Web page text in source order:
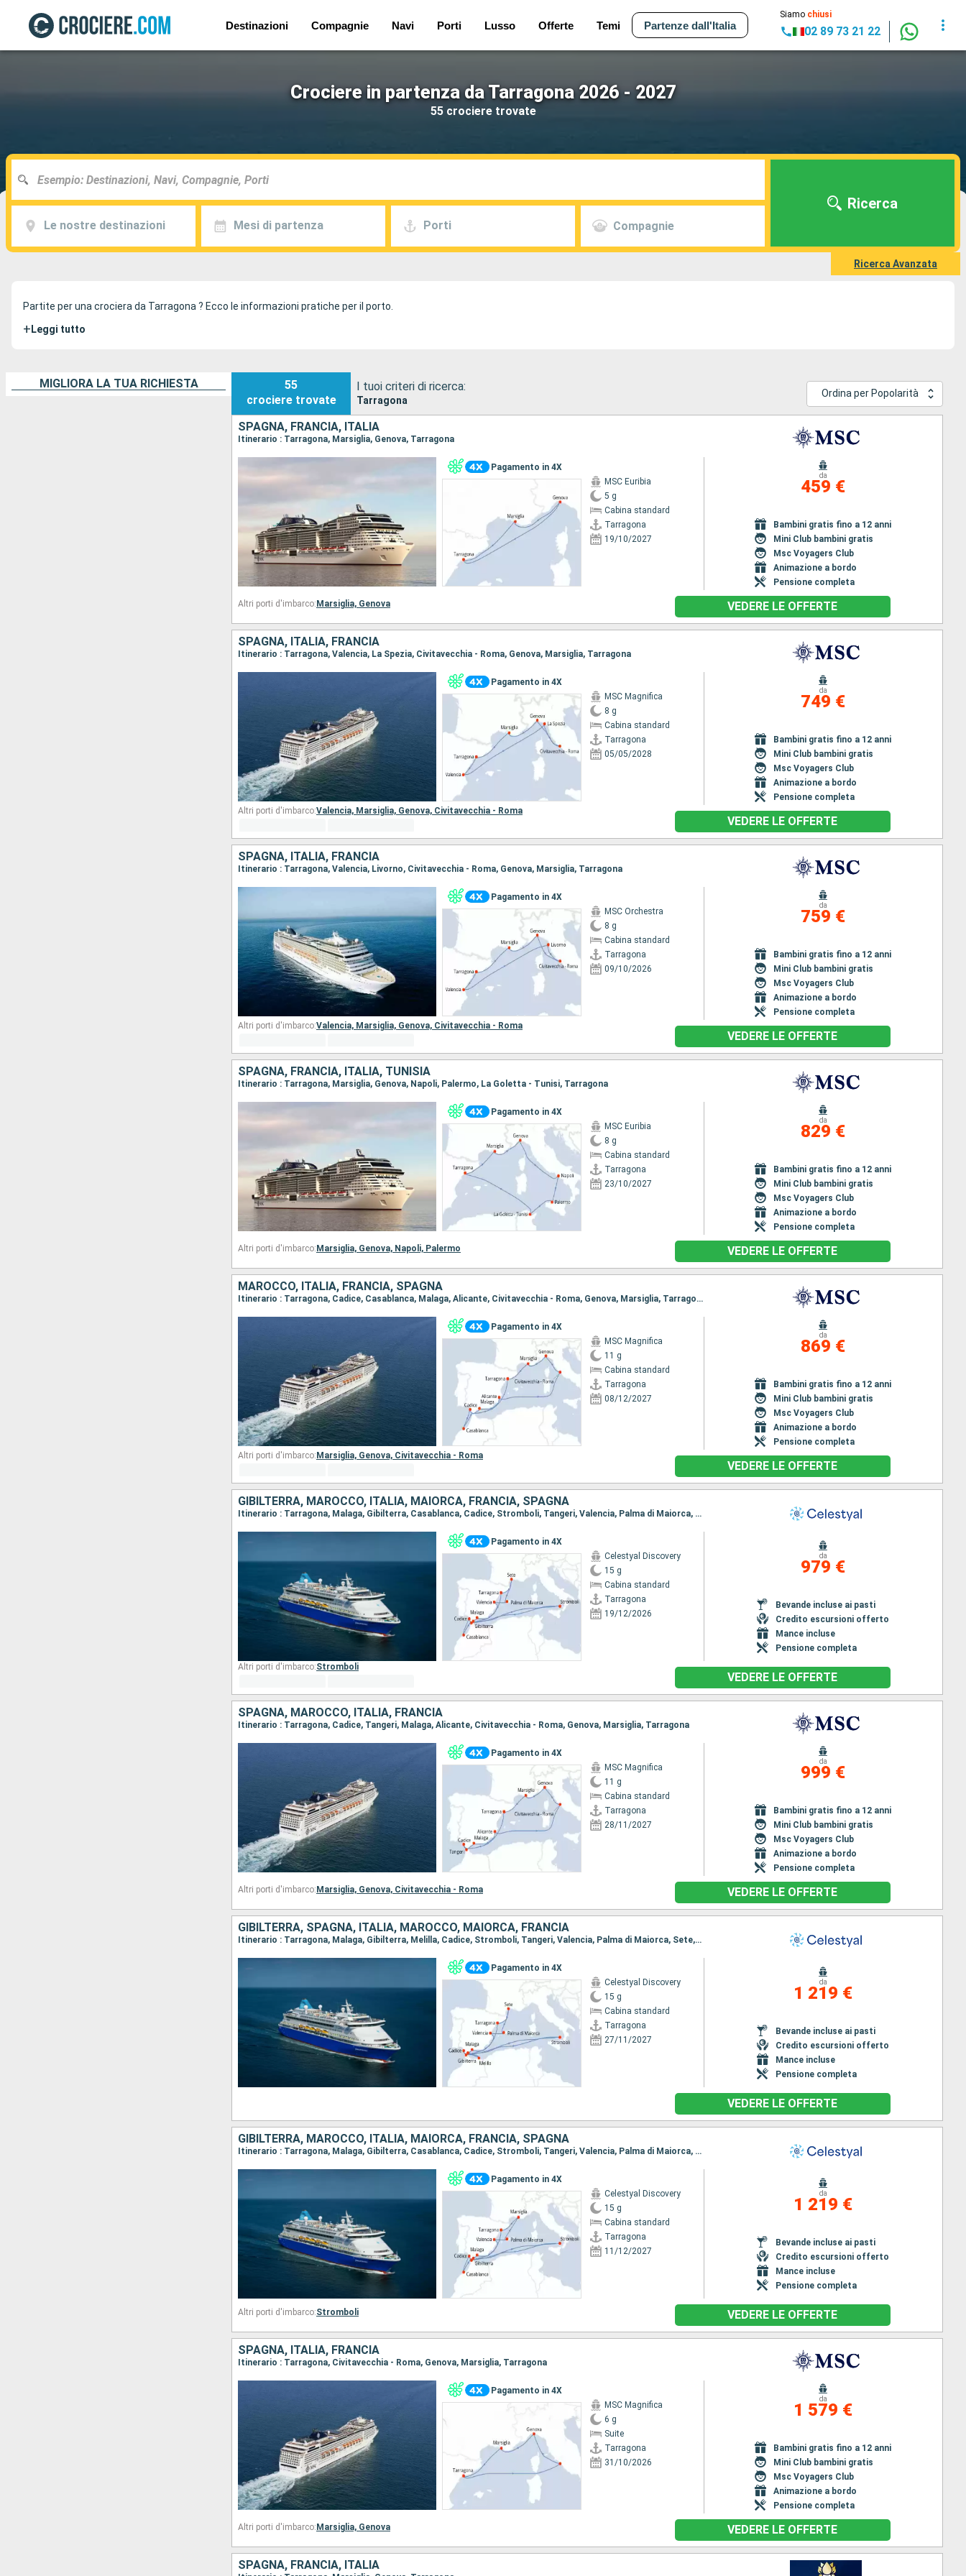
Destinazioni Compagnie Navi Porti Lusso Offerte Temi Partenze dall'Italia
Siamo chiusi
02 89 73 21 22
Crociere in partenza da Tarragona 2026 - 2027
55 crociere trovate
Le nostre destinazioni Mesi di partenza Porti Compagnie
Ricerca
Ricerca Avanzata
Partite per una crociera da Tarragona ? Ecco le informazioni pratiche per il porto.
+ Leggi tutto
MIGLIORA LA TUA RICHIESTA
55
crociere trovate
I tuoi criteri di ricerca:
Tarragona
Ordina per Popolarità
SPAGNA, FRANCIA, ITALIA
Itinerario : Tarragona, Marsiglia, Genova, Tarragona
Pagamento in 4X
MSC Euribia
5 g
Cabina standard
Tarragona
19/10/2027
da
459 €
Bambini gratis fino a 12 anni
Mini Club bambini gratis
Msc Voyagers Club
Animazione a bordo
Pensione completa
Altri porti d'imbarco: Marsiglia, Genova VEDERE LE OFFERTE
SPAGNA, ITALIA, FRANCIA
Itinerario : Tarragona, Valencia, La Spezia, Civitavecchia - Roma, Genova, Marsiglia, Tarragona
Pagamento in 4X
MSC Magnifica
8 g
Cabina standard
Tarragona
05/05/2028
da
749 €
Bambini gratis fino a 12 anni
Mini Club bambini gratis
Msc Voyagers Club
Animazione a bordo
Pensione completa
Altri porti d'imbarco:Valencia, Marsiglia, Genova, Civitavecchia - Roma
VEDERE LE OFFERTE
SPAGNA, ITALIA, FRANCIA
Itinerario : Tarragona, Valencia, Livorno, Civitavecchia - Roma, Genova, Marsiglia, Tarragona
Pagamento in 4X
MSC Orchestra
8 g
Cabina standard
Tarragona
09/10/2026
da
759 €
Bambini gratis fino a 12 anni
Mini Club bambini gratis
Msc Voyagers Club
Animazione a bordo
Pensione completa
Altri porti d'imbarco:Valencia, Marsiglia, Genova, Civitavecchia - Roma
VEDERE LE OFFERTE
SPAGNA, FRANCIA, ITALIA, TUNISIA
Itinerario : Tarragona, Marsiglia, Genova, Napoli, Palermo, La Goletta - Tunisi, Tarragona
Pagamento in 4X
MSC Euribia
8 g
Cabina standard
Tarragona
23/10/2027
da
829 €
Bambini gratis fino a 12 anni
Mini Club bambini gratis
Msc Voyagers Club
Animazione a bordo
Pensione completa
Altri porti d'imbarco: Marsiglia, Genova, Napoli, Palermo VEDERE LE OFFERTE
MAROCCO, ITALIA, FRANCIA, SPAGNA
Itinerario : Tarragona, Cadice, Casablanca, Malaga, Alicante, Civitavecchia - Roma, Genova, Marsiglia, Tarragona
Pagamento in 4X
MSC Magnifica
11 g
Cabina standard
Tarragona
08/12/2027
da
869 €
Bambini gratis fino a 12 anni
Mini Club bambini gratis
Msc Voyagers Club
Animazione a bordo
Pensione completa
Altri porti d'imbarco: Marsiglia, Genova, Civitavecchia - Roma
VEDERE LE OFFERTE
GIBILTERRA, MAROCCO, ITALIA, MAIORCA, FRANCIA, SPAGNA
Itinerario : Tarragona, Malaga, Gibilterra, Casablanca, Cadice, Stromboli, Tangeri, Valencia, Palma di Maiorca, Sete, Tarragona
Pagamento in 4X
Celestyal Discovery
15 g
Cabina standard
Tarragona
19/12/2026
da
979 €
Bevande incluse ai pasti
Credito escursioni offerto
Mance incluse
Pensione completa
Altri porti d'imbarco:Stromboli
VEDERE LE OFFERTE
SPAGNA, MAROCCO, ITALIA, FRANCIA
Itinerario : Tarragona, Cadice, Tangeri, Malaga, Alicante, Civitavecchia - Roma, Genova, Marsiglia, Tarragona
Pagamento in 4X
MSC Magnifica
11 g
Cabina standard
Tarragona
28/11/2027
da
999 €
Bambini gratis fino a 12 anni
Mini Club bambini gratis
Msc Voyagers Club
Animazione a bordo
Pensione completa
Altri porti d'imbarco: Marsiglia, Genova, Civitavecchia - Roma VEDERE LE OFFERTE
GIBILTERRA, SPAGNA, ITALIA, MAROCCO, MAIORCA, FRANCIA
Itinerario : Tarragona, Malaga, Gibilterra, Melilla, Cadice, Stromboli, Tangeri, Valencia, Palma di Maiorca, Sete, Tarragona
Pagamento in 4X
Celestyal Discovery
15 g
Cabina standard
Tarragona
27/11/2027
da
1 219 €
Bevande incluse ai pasti
Credito escursioni offerto
Mance incluse
Pensione completa
VEDERE LE OFFERTE
GIBILTERRA, MAROCCO, ITALIA, MAIORCA, FRANCIA, SPAGNA
Itinerario : Tarragona, Malaga, Gibilterra, Casablanca, Cadice, Stromboli, Tangeri, Valencia, Palma di Maiorca, Marsiglia, Tarragona
Pagamento in 4X
Celestyal Discovery
15 g
Cabina standard
Tarragona
11/12/2027
da
1 219 €
Bevande incluse ai pasti
Credito escursioni offerto
Mance incluse
Pensione completa
Altri porti d'imbarco:Stromboli VEDERE LE OFFERTE
SPAGNA, ITALIA, FRANCIA
Itinerario : Tarragona, Civitavecchia - Roma, Genova, Marsiglia, Tarragona
Pagamento in 4X
MSC Magnifica
6 g
Suite
Tarragona
31/10/2026
da
1 579 €
Bambini gratis fino a 12 anni
Mini Club bambini gratis
Msc Voyagers Club
Animazione a bordo
Pensione completa
Altri porti d'imbarco: Marsiglia, Genova VEDERE LE OFFERTE
SPAGNA, FRANCIA, ITALIA